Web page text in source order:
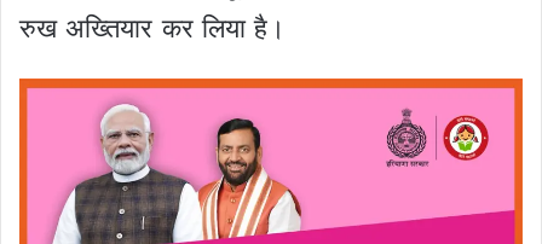
रुख अख्तियार कर लिया है।